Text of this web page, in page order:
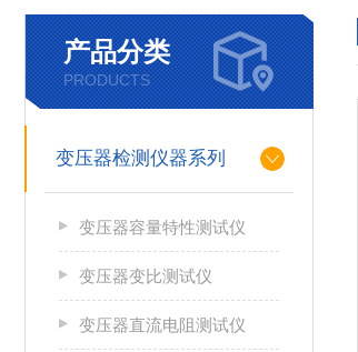
产品分类
PRODUCTS
变压器检测仪器系列
变压器容量特性测试仪
变压器变比测试仪
变压器直流电阻测试仪